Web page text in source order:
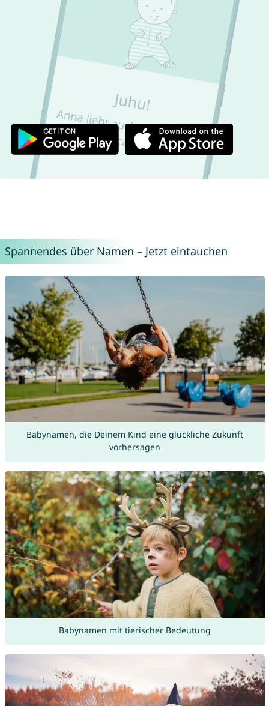
Spannendes über Namen – Jetzt eintauchen
Babynamen, die Deinem Kind eine glückliche Zukunft
vorhersagen
Babynamen mit tierischer Bedeutung